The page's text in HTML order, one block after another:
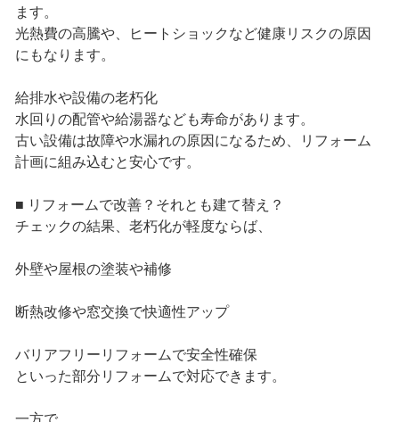
ます。
光熱費の高騰や、ヒートショックなど健康リスクの原因
にもなります。
給排水や設備の老朽化
水回りの配管や給湯器なども寿命があります。
古い設備は故障や水漏れの原因になるため、リフォーム
計画に組み込むと安心です。
■ リフォームで改善？それとも建て替え？
チェックの結果、老朽化が軽度ならば、
外壁や屋根の塗装や補修
断熱改修や窓交換で快適性アップ
バリアフリーリフォームで安全性確保
といった部分リフォームで対応できます。